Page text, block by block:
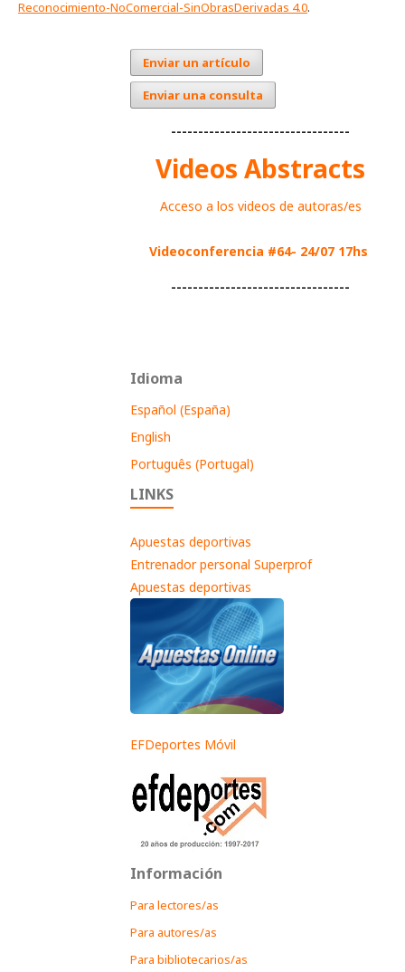
Reconocimiento-NoComercial-SinObrasDerivadas 4.0.
Enviar un artículo
Enviar una consulta
---------------------------------
Videos Abstracts
Acceso a los videos de autoras/es
Videoconferencia #64- 24/07 17hs
---------------------------------
Idioma
Español (España)
English
Português (Portugal)
LINKS
Apuestas deportivas
Entrenador personal Superprof
Apuestas deportivas
EFDeportes Móvil
Información
Para lectores/as
Para autores/as
Para bibliotecarios/as